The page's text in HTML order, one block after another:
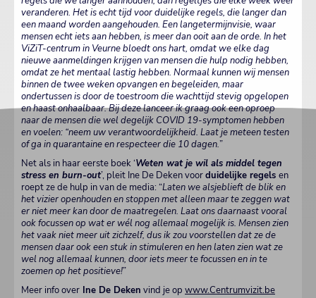
veranderen. Het is echt tijd voor duidelijke regels, die langer dan
een maand worden aangehouden. Een langetermijnvisie, waar
mensen echt iets aan hebben, is meer dan ooit aan de orde. In het
ViZiT-centrum in Veurne bloedt ons hart, omdat we elke dag
nieuwe aanmeldingen krijgen van mensen die hulp nodig hebben,
omdat ze het mentaal lastig hebben. Normaal kunnen wij mensen
binnen de twee weken opvangen en begeleiden, maar
ondertussen is door de toestroom die wachttijd stevig opgelopen
en haast onhaalbaar. Bij deze lanceer ik graag ook een oproep
naar de mensen die wel degelijk COVID 19-symptomen hebben
en voelen: “neem uw verantwoordelijkheid. Laat je meteen testen
of ga in quarantaine en respecteer die 10 dagen.”
Net als in haar eerste boek ‘Weten wat je wil als middel tegen
stress en burn-out’, pleit Ine De Deken voorduidelijke regels en
roept ze de hulp in van de media: “Laten we alsjeblieft de blik en
het vizier openhouden en stoppen met alleen maar te zeggen wat
er niet meer kan door de maatregelen. Laat ons daarnaast vooral
ook focussen op wat er wél nog allemaal mogelijk is. Mensen zien
het vaak niet meer uit zichzelf, dus ik zou voorstellen dat ze de
mensen daar ook een stuk in stimuleren en hen laten zien wat ze
wel nog allemaal kunnen, door iets meer te focussen en in te
zoemen op het positieve!”
Meer info over Ine De Deken vind je op www.Centrumvizit.be